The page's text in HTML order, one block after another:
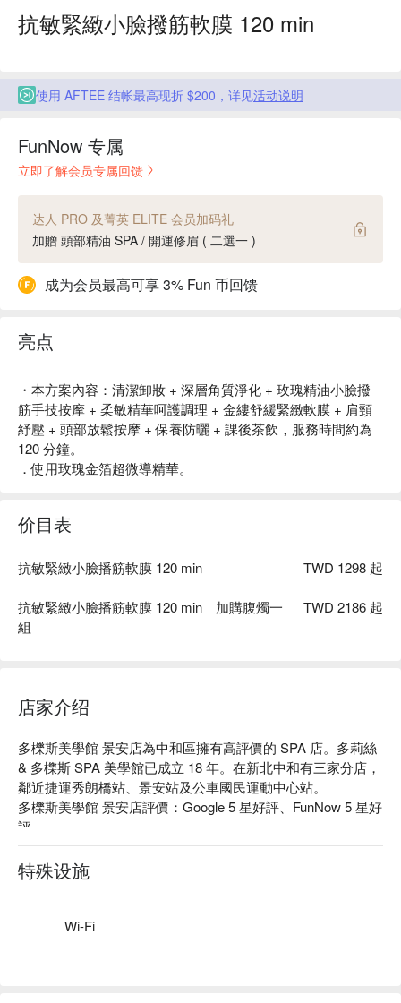
抗敏緊緻小臉撥筋軟膜 120 min
使用 AFTEE 结帐最高现折 $200，详见活动说明
FunNow 专属
立即了解会员专属回馈
达人 PRO 及菁英 ELITE 会员加码礼
加贈 頭部精油 SPA / 開運修眉 ( 二選一 )
成为会员最高可享 3% Fun 币回馈
亮点
・本方案內容：清潔卸妝 + 深層角質淨化 + 玫瑰精油小臉撥
筋手技按摩 + 柔敏精華呵護調理 + 金縷舒緩緊緻軟膜 + 肩頸
紓壓 + 頭部放鬆按摩 + 保養防曬 + 課後茶飲，服務時間約為
120 分鐘。
．使用玫瑰金箔超微導精華。
价目表
抗敏緊緻小臉播筋軟膜 120 min TWD 1298 起
抗敏緊緻小臉播筋軟膜 120 min｜加購腹燭一
組
TWD 2186 起
店家介绍
多櫟斯美學館 景安店為中和區擁有高評價的 SPA 店。多莉絲
& 多櫟斯 SPA 美學館已成立 18 年。在新北中和有三家分店，
鄰近捷運秀朗橋站、景安站及公車國民運動中心站。
多櫟斯美學館 景安店評價：Google 5 星好評、FunNow 5 星好
評。
多櫟斯美學館 景安店推薦：專業美容師擁有超過 10 年以上專
業經驗，讓您享受體驗絕佳服務。
多櫟斯美學館 景安店預約、多櫟斯美學館 景安店價格立刻查
特殊设施
Wi-Fi